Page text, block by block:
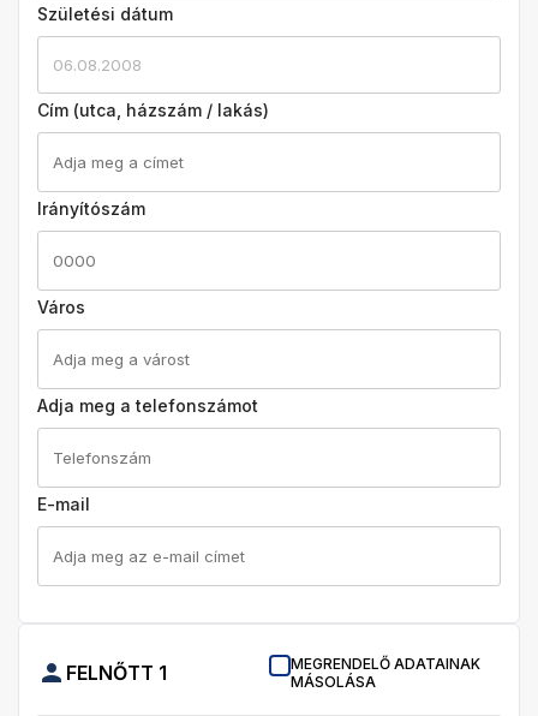
Születési dátum
06.08.2008
Cím (utca, házszám / lakás)
Irányítószám
Város
Adja meg a telefonszámot
E-mail
FELNŐTT 1
MEGRENDELŐ ADATAINAK
MÁSOLÁSA